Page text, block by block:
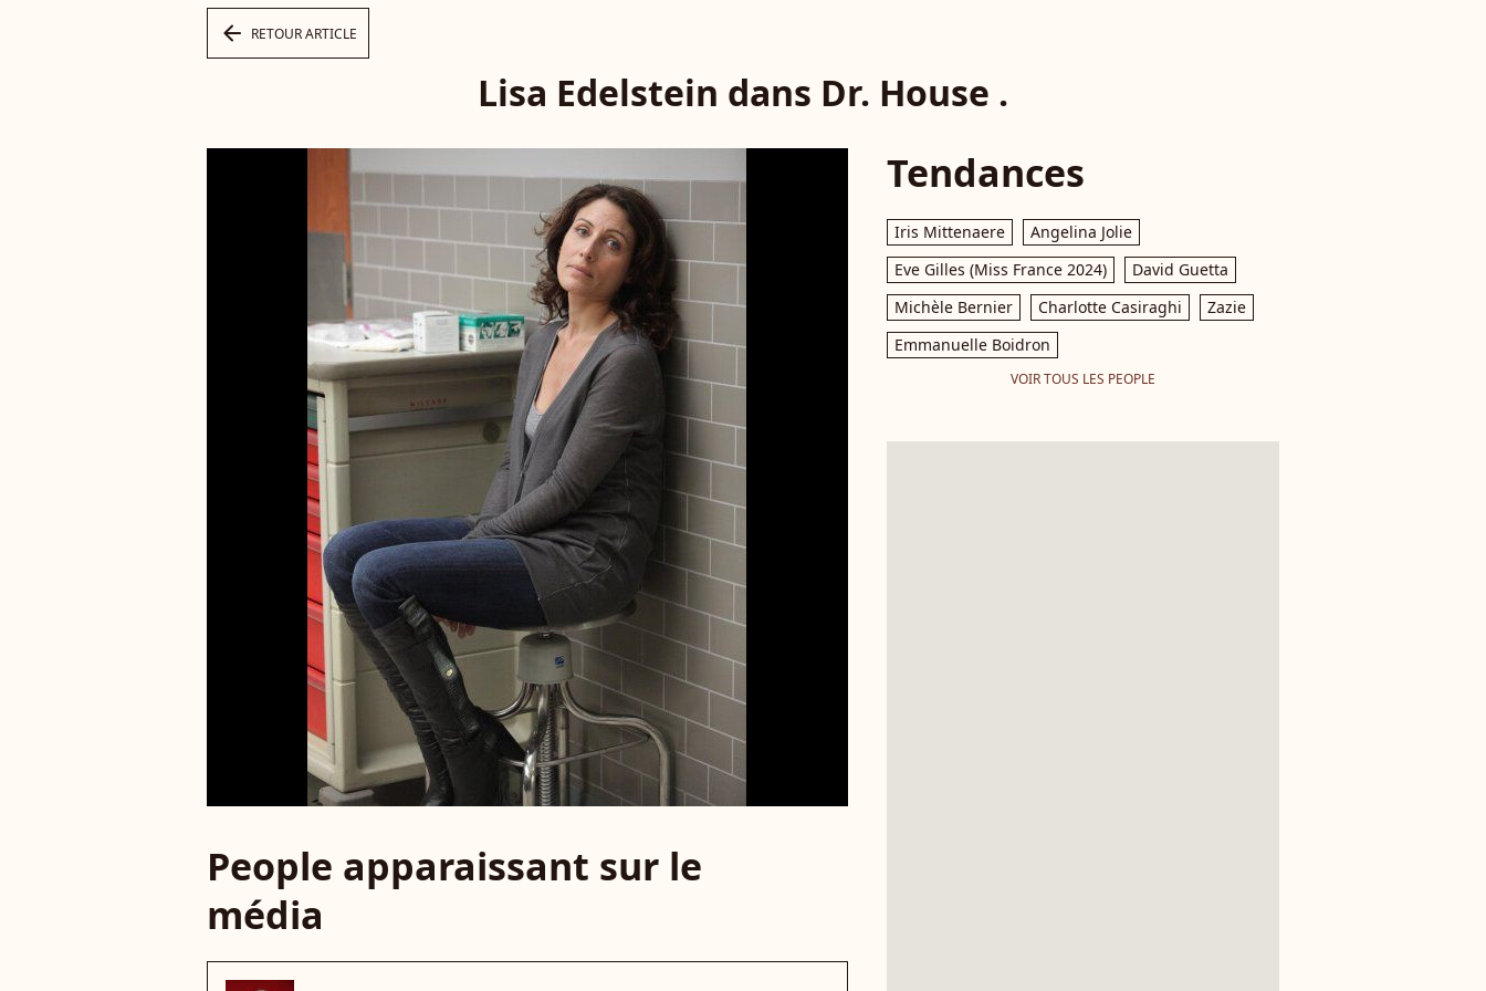
arrow_left RETOUR ARTICLE
Lisa Edelstein dans Dr. House .
People apparaissant sur le
média
Tendances
Iris Mittenaere
Angelina Jolie
Eve Gilles (Miss France 2024)
David Guetta
Michèle Bernier
Charlotte Casiraghi
Zazie
Emmanuelle Boidron
VOIR TOUS LES PEOPLE